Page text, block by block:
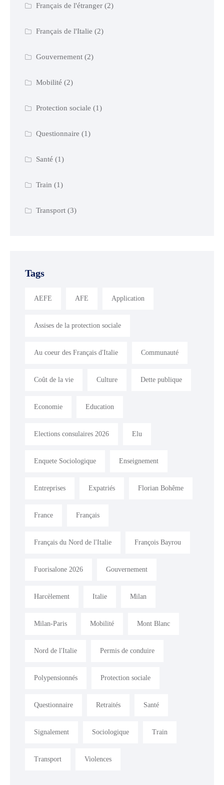
Français de l'étranger(2)
Français de l'Italie (2)
Gouvernement(2)
Mobilité (2)
Protection sociale (1)
Questionnaire (1)
Santé (1)
Train (1)
Transport(3)
Tags
AEFE AFE Application
Assises de la protection sociale
Au coeur des Français d'Italie Communauté
Coût de la vie Culture Dette publique
Economie Education
Elections consulaires 2026 Elu
Enquete Sociologique Enseignement
Entreprises Expatriés Florian Bohême
France Français
Français du Nord de l'Italie François Bayrou
Fuorisalone 2026 Gouvernement
Harcèlement Italie Milan
Milan-Paris Mobilité Mont Blanc
Nord de l'Italie Permis de conduire
Polypensionnés Protection sociale
Questionnaire Retraités Santé
Signalement Sociologique Train
Transport Violences